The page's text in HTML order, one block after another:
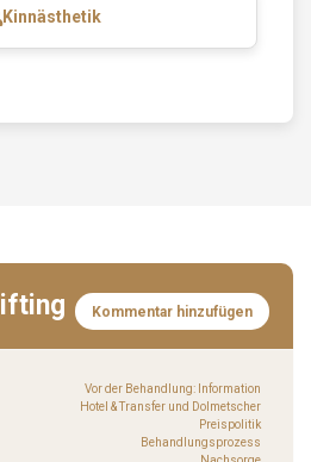
Kinnästhetik
Kommentar hinzufügen
Vor der Behandlung: Information
Hotel & Transfer und Dolmetscher
Preispolitik
Behandlungsprozess